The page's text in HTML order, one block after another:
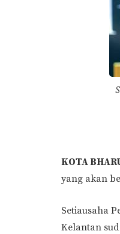
KOTA
yang akan
Setiausaha
Kelantan